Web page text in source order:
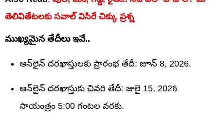
తెలివితేటలకు సవాల్‌ విసిరే చిక్కు ప్రశ్న
ముఖ్యమైన తేదీలు ఇవే..
ఆన్‌లైన్‌ దరఖాస్తులకు ప్రారంభ తేదీ: జూన్‌ 8, 2026.
ఆన్‌లైన్‌ దరఖాస్తుకు చివరి తేదీ: జులై 15, 2026
సాయంత్రం 5:00 గంటల వరకు.